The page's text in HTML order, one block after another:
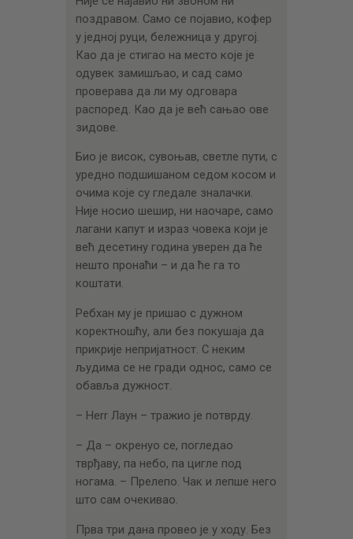
поздравом. Само се појавио, кофер
у једној руци, бележница у другој.
Као да је стигао на место које је
одувек замишљао, и сад само
проверава да ли му одговара
распоред. Као да је већ сањао ове
зидове.
Био је висок, сувоњав, светле пути, с
уредно подшишаном седом косом и
очима које су гледале зналачки.
Није носио шешир, ни наочаре, само
лагани капут и израз човека који је
већ десетину година уверен да ће
нешто пронаћи – и да ће га то
коштати.
Ребхан му је пришао с дужном
коректношћу, али без покушаја да
прикрије непријатност. С неким
људима се не гради однос, само се
обавља дужност.
– Herr Лаун – тражио је потврду.
– Да – oкренуо се, погледао
тврђаву, па небо, па цигле под
ногама. – Прелепо. Чак и лепше него
што сам очекивао.
Прва три дана провео је у ходу. Без